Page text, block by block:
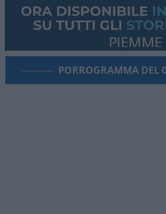
PORROGRAMMA DEL